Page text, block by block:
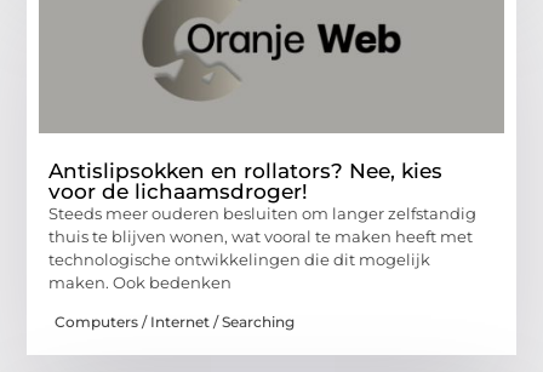
Antislipsokken en rollators? Nee, kies
voor de lichaamsdroger!
Steeds meer ouderen besluiten om langer zelfstandig
thuis te blijven wonen, wat vooral te maken heeft met
technologische ontwikkelingen die dit mogelijk
maken. Ook bedenken
Computers / Internet / Searching